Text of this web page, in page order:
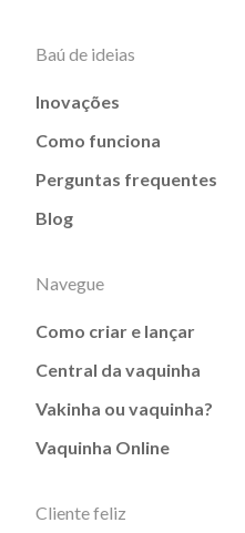
Baú de ideias
Inovações
Como funciona
Perguntas frequentes
Blog
Navegue
Como criar e lançar
Central da vaquinha
Vakinha ou vaquinha?
Vaquinha Online
Cliente feliz